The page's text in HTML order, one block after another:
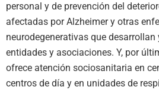
personal y de prevención del
afectadas por Alzheimer y otras
neurodegenerativas que
entidades y asociaciones. Y, por
ofrece atención sociosanitaria en
centros de día y en unidades de